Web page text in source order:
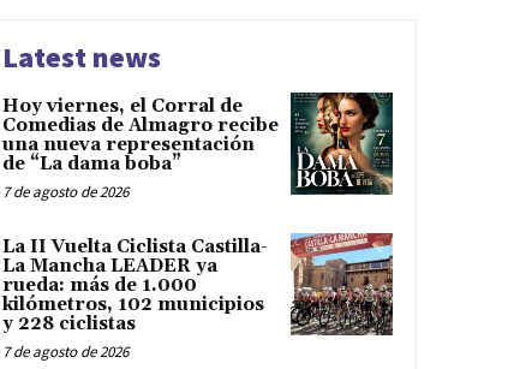
Latest news
Hoy viernes, el Corral de
Comedias de Almagro recibe
una nueva representación
de “La dama boba”
7 de agosto de 2026
La II Vuelta Ciclista Castilla-
La Mancha LEADER ya
rueda: más de 1.000
kilómetros, 102 municipios
y 228 ciclistas
7 de agosto de 2026